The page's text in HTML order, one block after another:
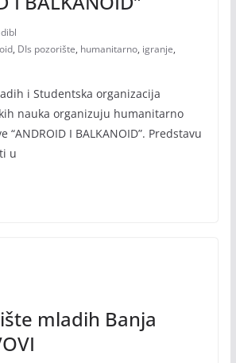
, DIs pozorište, humanitarno, igranje,
i Studentska organizacija
nauka organizuju humanitarno
“ANDROID I BALKANOID”. Predstavu
u
mladih Banja